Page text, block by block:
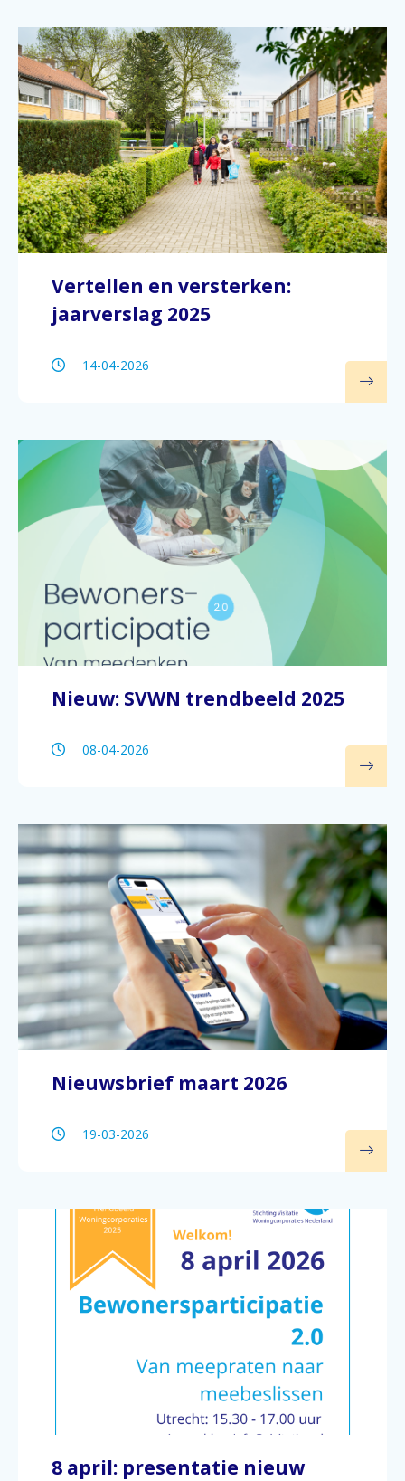
Vertellen en versterken:
jaarverslag 2025
14-04-2026
Nieuw: SVWN trendbeeld 2025
08-04-2026
Nieuwsbrief maart 2026
19-03-2026
8 april: presentatie nieuw